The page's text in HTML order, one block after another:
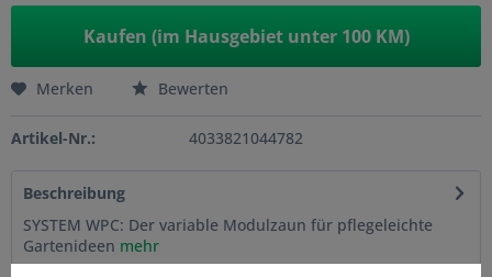
Kaufen (im Hausgebiet unter 100 KM)
Merken Bewerten
Artikel-Nr.: 4033821044782
Beschreibung
SYSTEM WPC: Der variable Modulzaun für pflegeleichte
Gartenideen mehr